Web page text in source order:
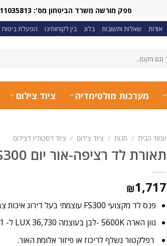
ספק מורשה משרד הביטחון מס': 0011035813
אודות שאלות ותשובות בלוג בין לקוחותינו הפעלת ביטוח
מערכות מולטימדיה ציוד צילום
עמוד הבית / חנות / ציוד צילום / ציוד לסטודיו לצילום
תאורת לד רציפה-אור יום Nanlite FS300
₪1,717
פנס לד מקצועי FS300 עוצמתי בעל דירוג איכות צבע גבוה CRI 95 / TLCI 98
גוון הארה 5600K -לבן בעוצמה 36,730 LUX ל- 1 מ’
רפלקטור נשלף לריכוז או פיזור אלומת האור.